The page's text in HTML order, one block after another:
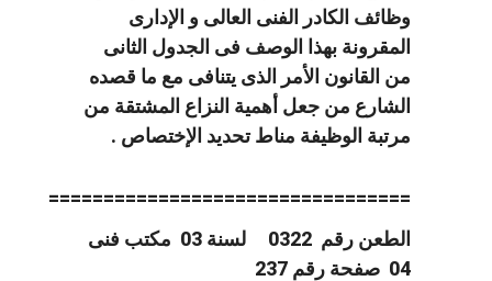
وظائف الكادر الفنى العالى و الإدارى
المقرونة بهذا الوصف فى الجدول الثانى
من القانون الأمر الذى يتنافى مع ما قصده
الشارع من جعل أهمية النزاع المشتقة من
مرتبة الوظيفة مناط تحديد الإختصاص .
=================================
الطعن رقم 0322 لسنة 03 مكتب فنى
04 صفحة رقم 237